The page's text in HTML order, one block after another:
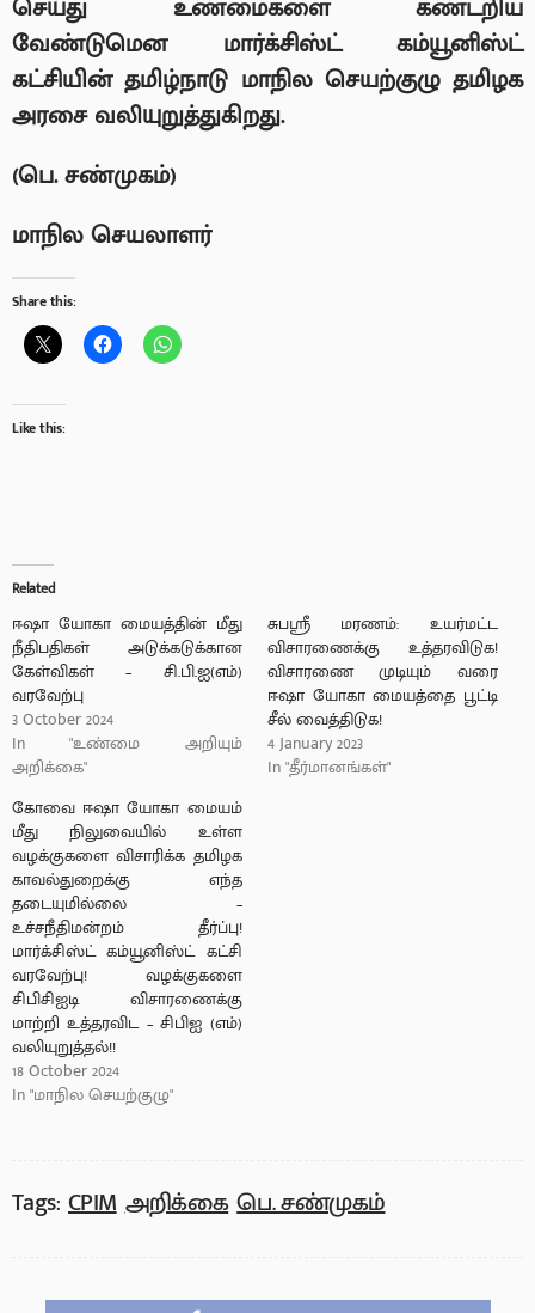
செய்து உண்மைகளை கண்டறிய
வேண்டுமென மார்க்சிஸ்ட் கம்யூனிஸ்ட்
கட்சியின் தமிழ்நாடு மாநில செயற்குழு தமிழக
அரசை வலியுறுத்துகிறது.
(பெ. சண்முகம்)
மாநில செயலாளர்
Share this:
Like this:
Related
ஈஷா யோகா மையத்தின் மீது
நீதிபதிகள் அடுக்கடுக்கான
கேள்விகள் – சி.பி.ஐ(எம்)
வரவேற்பு
3 October 2024
In "உண்மை அறியும்
அறிக்கை"
சுபஸ்ரீ மரணம்: உயர்மட்ட
விசாரணைக்கு உத்தரவிடுக!
விசாரணை முடியும் வரை
ஈஷா யோகா மையத்தை பூட்டி
சீல் வைத்திடுக!
4 January 2023
In "தீர்மானங்கள்"
கோவை ஈஷா யோகா மையம்
மீது நிலுவையில் உள்ள
வழக்குகளை விசாரிக்க தமிழக
காவல்துறைக்கு எந்த
தடையுமில்லை –
உச்சநீதிமன்றம் தீர்ப்பு!
மார்க்சிஸ்ட் கம்யூனிஸ்ட் கட்சி
வரவேற்பு! வழக்குகளை
சிபிசிஐடி விசாரணைக்கு
மாற்றி உத்தரவிட – சிபிஐ (எம்)
வலியுறுத்தல்!!
18 October 2024
In "மாநில செயற்குழு"
Tags: CPIM அறிக்கை பெ. சண்முகம்